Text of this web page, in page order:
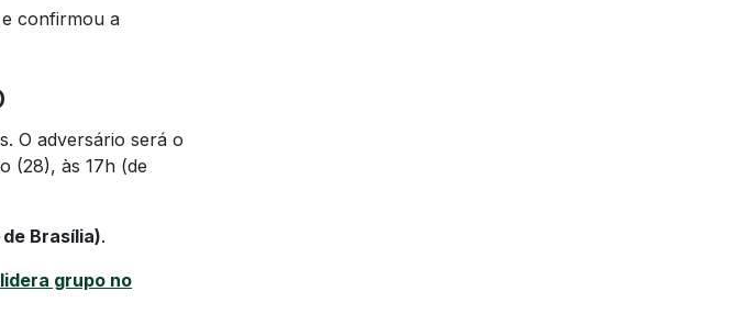
confirmou a
O adversário será o
(28), às 17h (de
Brasília).
grupo no